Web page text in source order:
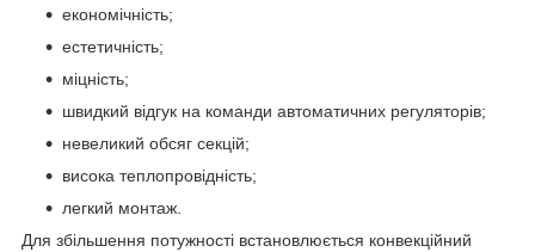
економічність;
естетичність;
міцність;
швидкий відгук на команди автоматичних регуляторів;
невеликий обсяг секцій;
висока теплопровідність;
легкий монтаж.
Для збільшення потужності встановлюється конвекційний